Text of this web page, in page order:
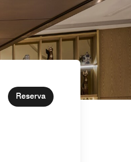
Reserva
In New Window